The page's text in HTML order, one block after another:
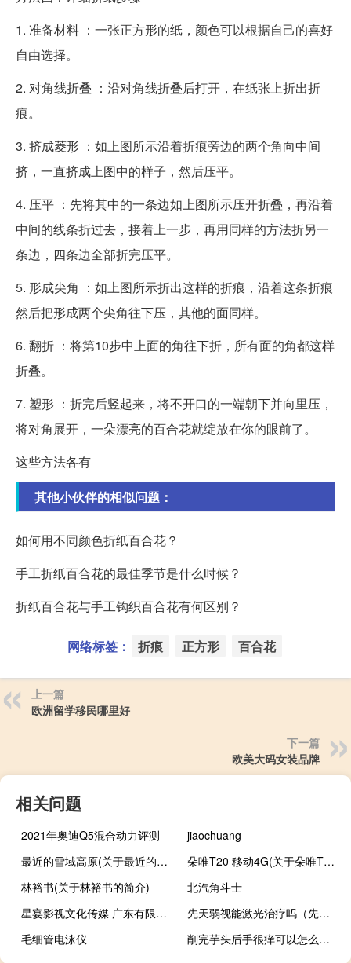
1. 准备材料 ：一张正方形的纸，颜色可以根据自己的喜好
自由选择。
2. 对角线折叠 ：沿对角线折叠后打开，在纸张上折出折
痕。
3. 挤成菱形 ：如上图所示沿着折痕旁边的两个角向中间
挤，一直挤成上图中的样子，然后压平。
4. 压平 ：先将其中的一条边如上图所示压开折叠，再沿着
中间的线条折过去，接着上一步，再用同样的方法折另一
条边，四条边全部折完压平。
5. 形成尖角 ：如上图所示折出这样的折痕，沿着这条折痕
然后把形成两个尖角往下压，其他的面同样。
6. 翻折 ：将第10步中上面的角往下折，所有面的角都这样
折叠。
7. 塑形 ：折完后竖起来，将不开口的一端朝下并向里压，
将对角展开，一朵漂亮的百合花就绽放在你的眼前了。
这些方法各有
其他小伙伴的相似问题：
如何用不同颜色折纸百合花？
手工折纸百合花的最佳季节是什么时候？
折纸百合花与手工钩织百合花有何区别？
网络标签： 折痕 正方形 百合花
上一篇
欧洲留学移民哪里好
下一篇
欧美大码女装品牌
相关问题
2021年奥迪Q5混合动力评测
jiaochuang
最近的雪域高原(关于最近的雪域高原的简介)
朵唯T20 移动4G(关于朵唯T20 移动4G的简介)
林裕书(关于林裕书的简介)
北汽角斗士
星宴影视文化传媒 广东有限公司(关于星宴影视文化传媒 广东有限公司的简介)
先天弱视能激光治疗吗（先天弱视能治好吗）
毛细管电泳仪
削完芋头后手很痒可以怎么办 4月25日支付宝庄园问题